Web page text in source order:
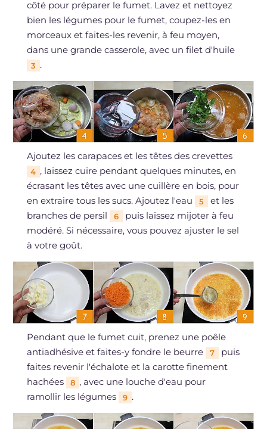
côté pour préparer le fumet. Lavez et nettoyez
bien les légumes pour le fumet, coupez-les en
morceaux et faites-les revenir, à feu moyen,
dans une grande casserole, avec un filet d'huile
3 .
Ajoutez les carapaces et les têtes des crevettes
4 , laissez cuire pendant quelques minutes, en
écrasant les têtes avec une cuillère en bois, pour
en extraire tous les sucs. Ajoutez l'eau
5
et les
branches de persil
6
puis laissez mijoter à feu
modéré. Si nécessaire, vous pouvez ajuster le sel
à votre goût.
Pendant que le fumet cuit, prenez une poêle
antiadhésive et faites-y fondre le beurre
7
puis
faites revenir l'échalote et la carotte finement
hachées
8 , avec une louche d'eau pour
ramollir les légumes
9 .